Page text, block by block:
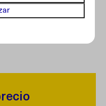
nuestro servicio de